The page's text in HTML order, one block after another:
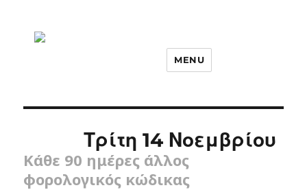
MENU
Τρίτη 14 Νοεμβρίου
Κάθε 90 ημέρες άλλος
φορολογικός κώδικας